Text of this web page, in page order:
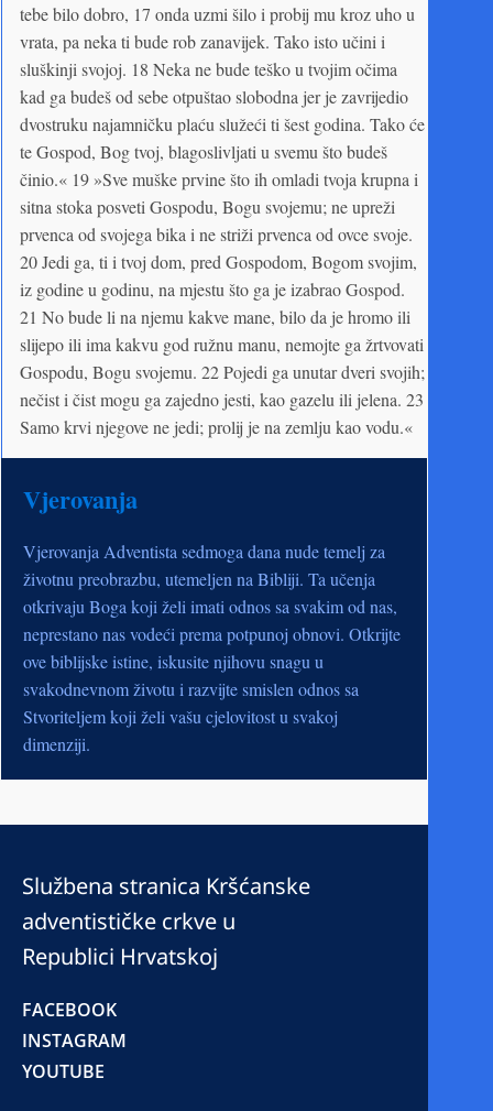
tebe bilo dobro, 17 onda uzmi šilo i probij mu kroz uho u
vrata, pa neka ti bude rob zanavijek. Tako isto učini i
sluškinji svojoj. 18 Neka ne bude teško u tvojim očima
kad ga budeš od sebe otpuštao slobodna jer je zavrijedio
dvostruku najamničku plaću služeći ti šest godina. Tako će
te Gospod, Bog tvoj, blagoslivljati u svemu što budeš
činio.« 19 »Sve muške prvine što ih omladi tvoja krupna i
sitna stoka posveti Gospodu, Bogu svojemu; ne upreži
prvenca od svojega bika i ne striži prvenca od ovce svoje.
20 Jedi ga, ti i tvoj dom, pred Gospodom, Bogom svojim,
iz godine u godinu, na mjestu što ga je izabrao Gospod.
21 No bude li na njemu kakve mane, bilo da je hromo ili
slijepo ili ima kakvu god ružnu manu, nemojte ga žrtvovati
Gospodu, Bogu svojemu. 22 Pojedi ga unutar dveri svojih;
nečist i čist mogu ga zajedno jesti, kao gazelu ili jelena. 23
Samo krvi njegove ne jedi; prolij je na zemlju kao vodu.«
Vjerovanja
Vjerovanja Adventista sedmoga dana nude temelj za
životnu preobrazbu, utemeljen na Bibliji. Ta učenja
otkrivaju Boga koji želi imati odnos sa svakim od nas,
neprestano nas vodeći prema potpunoj obnovi. Otkrijte
ove biblijske istine, iskusite njihovu snagu u
svakodnevnom životu i razvijte smislen odnos sa
Stvoriteljem koji želi vašu cjelovitost u svakoj
dimenziji.
Službena stranica Kršćanske
adventističke crkve u
Republici Hrvatskoj
FACEBOOK
INSTAGRAM
YOUTUBE